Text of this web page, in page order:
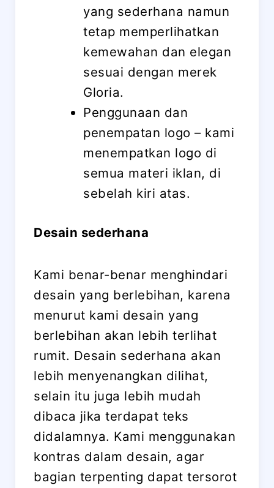
yang sederhana namun
tetap memperlihatkan
kemewahan dan elegan
sesuai dengan merek
Gloria.
Penggunaan dan
penempatan logo – kami
menempatkan logo di
semua materi iklan, di
sebelah kiri atas.
Desain sederhana
Kami benar-benar menghindari
desain yang berlebihan, karena
menurut kami desain yang
berlebihan akan lebih terlihat
rumit. Desain sederhana akan
lebih menyenangkan dilihat,
selain itu juga lebih mudah
dibaca jika terdapat teks
didalamnya. Kami menggunakan
kontras dalam desain, agar
bagian terpenting dapat tersorot